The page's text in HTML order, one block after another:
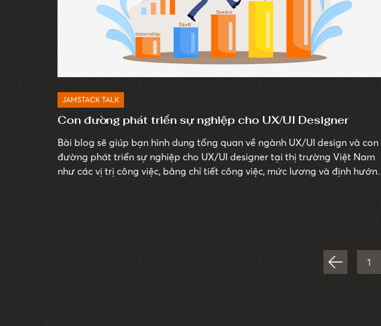
JAMSTACK TALK
Con đường phát triển sự nghiệp cho UX/UI Designer
Bài blog sẽ giúp bạn hình dung tổng quan về ngành UX/UI design và con
đường phát triển sự nghiệp cho UX/UI designer tại thị trường Việt Nam
như các vị trị công việc, bảng chỉ tiết công việc, mức lương và định
1